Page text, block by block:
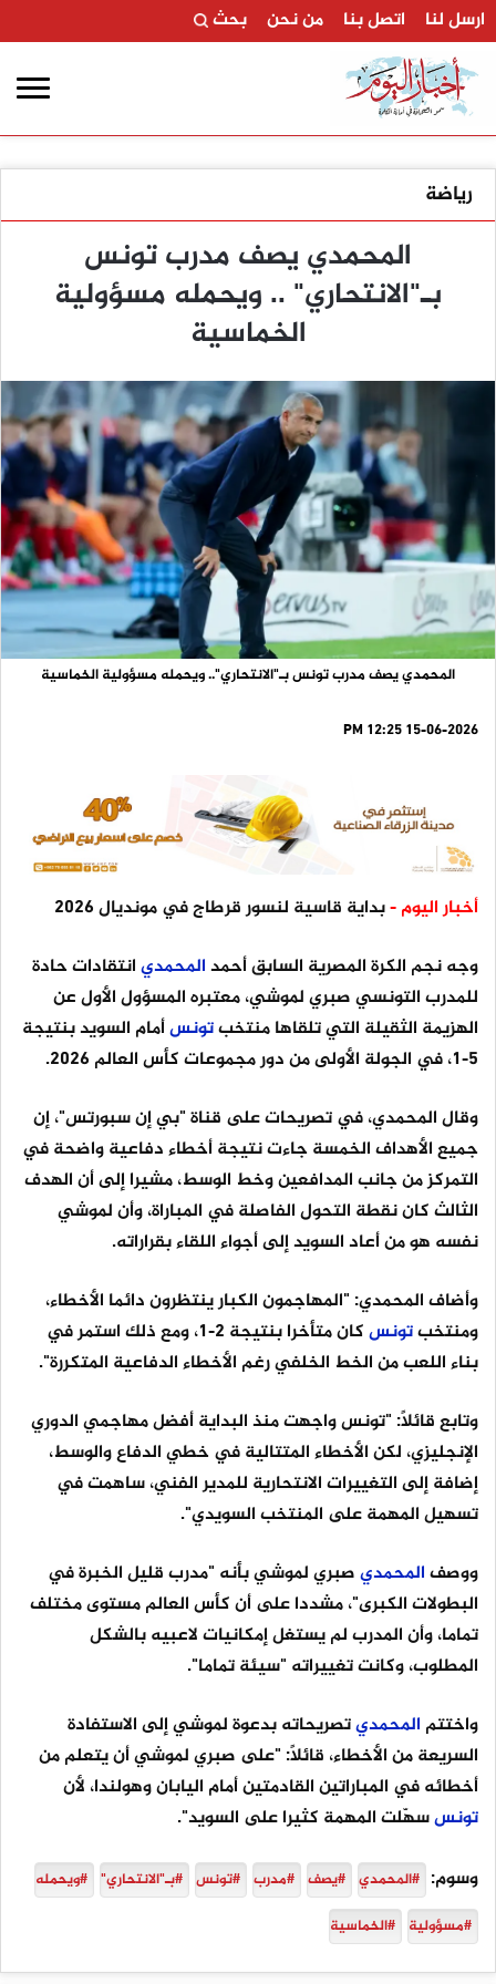
ارسل لنا اتصل بنا من نحن بحث
رياضة
المحمدي يصف مدرب تونس
بـ"الانتحاري" .. ويحمله مسؤولية
الخماسية
المحمدي يصف مدرب تونس بـ"الانتحاري".. ويحمله مسؤولية الخماسية
15-06-2026 12:25 PM
أخبار اليوم -بداية قاسية لنسور قرطاج في مونديال 2026
وجه نجم الكرة المصرية السابق أحمدالمحمديانتقادات حادة
للمدرب التونسي صبري لموشي، معتبره المسؤول الأول عن
الهزيمة الثقيلة التي تلقاها منتخبتونسأمام السويد بنتيجة
5-1، في الجولة الأولى من دور مجموعات كأس العالم 2026.
وقال المحمدي، في تصريحات على قناة "بي إن سبورتس"، إن
جميع الأهداف الخمسة جاءت نتيجة أخطاء دفاعية واضحة في
التمركز من جانب المدافعين وخط الوسط، مشيرا إلى أن الهدف
الثالث كان نقطة التحول الفاصلة في المباراة، وأن لموشي
نفسه هو من أعاد السويد إلى أجواء اللقاء بقراراته.
وأضاف المحمدي: "المهاجمون الكبار ينتظرون دائما الأخطاء،
ومنتخبتونس
كان متأخرا بنتيجة 2-1، ومع ذلك استمر في
بناء اللعب من الخط الخلفي رغم الأخطاء الدفاعية المتكررة".
وتابع قائلاً: "تونس واجهت منذ البداية أفضل مهاجمي الدوري
الإنجليزي، لكن الأخطاء المتتالية في خطي الدفاع والوسط،
إضافة إلى التغييرات الانتحارية للمدير الفني، ساهمت في
تسهيل المهمة على المنتخب السويدي".
ووصفالمحمديصبري لموشي بأنه "مدرب قليل الخبرة في
البطولات الكبرى"، مشددا على أن كأس العالم مستوى مختلف
تماما، وأن المدرب لم يستغل إمكانيات لاعبيه بالشكل
المطلوب، وكانت تغييراته "سيئة تماما".
واختتم المحمديتصريحاته بدعوة لموشي إلى الاستفادة
السريعة من الأخطاء، قائلاً: "على صبري لموشي أن يتعلم من
أخطائه في المباراتين القادمتين أمام اليابان وهولندا، لأن
تونسسهّلت المهمة كثيرا على السويد".
وسوم: #المحمدي #يصف #مدرب #تونس #بـ"الانتحاري" #ويحمله
#مسؤولية #الخماسية